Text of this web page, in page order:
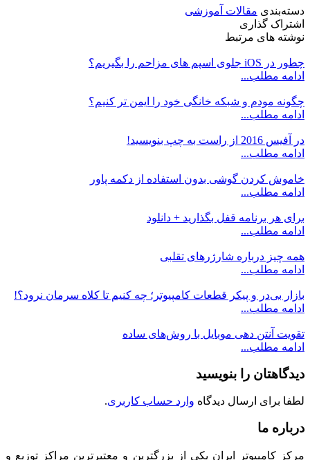
دسته‌بندی مقالات آموزشی
اشتراک گذاری
نوشته های مرتبط
چطور در iOS جلوی اسپم های مزاحم را بگیریم؟
ادامه مطلب...
چگونه مودم و شبکه خانگی خود را ایمن تر کنیم؟
ادامه مطلب...
در آفیس 2016 از راست به چپ بنویسید!
ادامه مطلب...
خاموش کردن گوشی بدون استفاده از دکمه پاور
ادامه مطلب...
برای هر برنامه قفل بگذارید + دانلود
ادامه مطلب...
همه چیز درباره شارژرهای تقلبی
ادامه مطلب...
بازار بی‌در و پیکر قطعات کامپیوتر؛ چه کنیم تا کلاه سرمان نرود؟!
ادامه مطلب...
تقویت آنتن دهی موبایل با روش‌های ساده
ادامه مطلب...
دیدگاهتان را بنویسید
لطفا برای ارسال دیدگاه وارد حساب کاربری.
درباره ما
مرکز کامپیوتر ایران یکی از بزرگترین و معتبرترین مراکز توزیع و